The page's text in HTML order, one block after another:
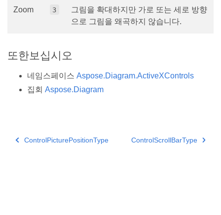
Zoom 3
그림을 확대하지만 가로 또는 세로 방향
으로 그림을 왜곡하지 않습니다.
또한보십시오
네임스페이스 Aspose.Diagram.ActiveXControls
집회 Aspose.Diagram
ControlPicturePositionType ControlScrollBarType